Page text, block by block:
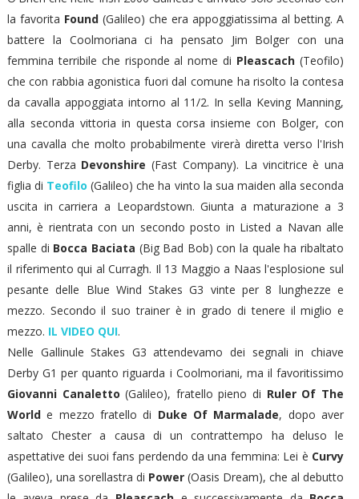
la favorita Found(Galileo) che era appoggiatissima al betting. A
battere la Coolmoriana ci ha pensato Jim Bolger con una
femmina terribile che risponde al nome di Pleascach (Teofilo)
che con rabbia agonistica fuori dal comune ha risolto la contesa
da cavalla appoggiata intorno al 11/2. In sella Keving Manning,
alla seconda vittoria in questa corsa insieme con Bolger, con
una cavalla che molto probabilmente virerà diretta verso l'Irish
Derby. Terza Devonshire (Fast Company). La vincitrice è una
figlia di Teofilo (Galileo) che ha vinto la sua maiden alla seconda
uscita in carriera a Leopardstown. Giunta a maturazione a 3
anni, è rientrata con un secondo posto in Listed a Navan alle
spalle di Bocca Baciata (Big Bad Bob) con la quale ha ribaltato
il riferimento qui al Curragh. Il 13 Maggio a Naas l'esplosione sul
pesante delle Blue Wind Stakes G3 vinte per 8 lunghezze e
mezzo. Secondo il suo trainer è in grado di tenere il miglio e
mezzo. IL VIDEO QUI.
Nelle Gallinule Stakes G3 attendevamo dei segnali in chiave
Derby G1 per quanto riguarda i Coolmoriani, ma il favoritissimo
Giovanni Canaletto (Galileo), fratello pieno di Ruler Of The
Worlde mezzo fratello di Duke Of Marmalade, dopo aver
saltato Chester a causa di un contrattempo ha deluso le
aspettative dei suoi fans perdendo da una femmina: Lei è Curvy
(Galileo), una sorellastra di Power (Oasis Dream), che al debutto